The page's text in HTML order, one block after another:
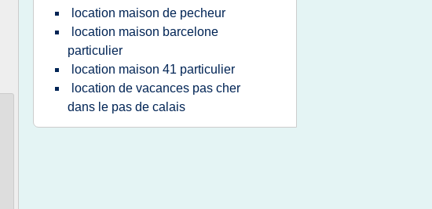
location maison de pecheur
location maison barcelone
particulier
location maison 41 particulier
location de vacances pas cher
dans le pas de calais